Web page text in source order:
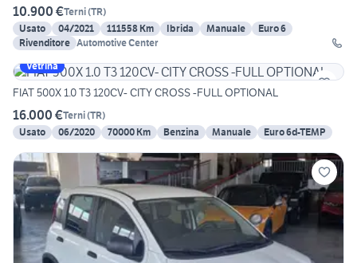
10.900 €Terni(TR)
Usato
04/2021 111558 Km Ibrida Manuale
Euro 6
Rivenditore Automotive Center
Vetrina
FIAT 500X 1.0 T3 120CV- CITY CROSS -FULL OPTIONAL
16.000 €Terni(TR)
Usato
06/2020 70000 Km Benzina Manuale Euro 6d-TEMP